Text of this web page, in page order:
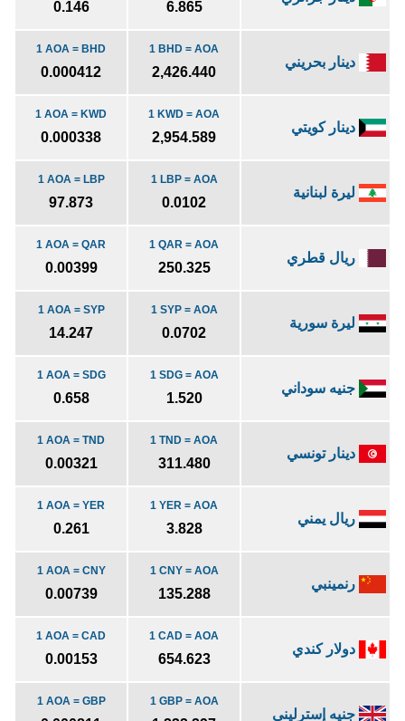
6.865
0.146
دينار بحريني
1 BHD = AOA
2,426.440
1 AOA = BHD
0.000412
دينار كويتي
1 KWD = AOA
2,954.589
1 AOA = KWD
0.000338
ليرة لبنانية
1 LBP = AOA
0.0102
1 AOA = LBP
97.873
ريال قطري
1 QAR = AOA
250.325
1 AOA = QAR
0.00399
ليرة سورية
1 SYP = AOA
0.0702
1 AOA = SYP
14.247
جنيه سوداني
1 SDG = AOA
1.520
1 AOA = SDG
0.658
دينار تونسي
1 TND = AOA
311.480
1 AOA = TND
0.00321
ريال يمني
1 YER = AOA
3.828
1 AOA = YER
0.261
رنمينبي
1 CNY = AOA
135.288
1 AOA = CNY
0.00739
دولار كندي
1 CAD = AOA
654.623
1 AOA = CAD
0.00153
جنيه إسترليني
1 GBP = AOA
1 AOA = GBP